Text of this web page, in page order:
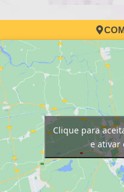
Clique para
e ativar